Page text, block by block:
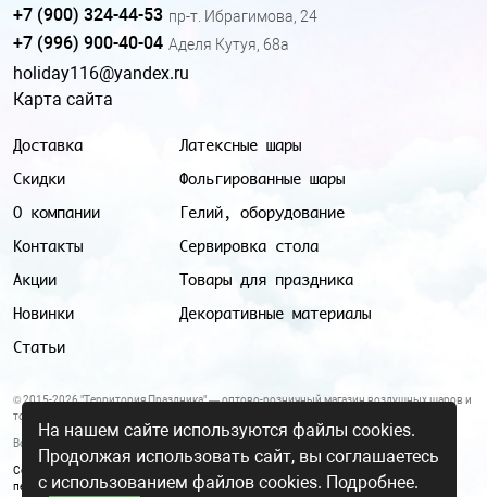
Доставка
Скидки
О компании
Контакты
Акции
Новинки
Статьи
Латексные шары
Фольгированные шары
Гелий, оборудование
Сервировка стола
Товары для праздника
Декоративные материалы
+7 (900) 324-44-53 пр-т. Ибрагимова, 24
+7 (996) 900-40-04 Аделя Кутуя, 68а
holiday116@yandex.ru
Карта сайта
© 2015-2026 "Территория Праздника" — оптово-розничный магазин воздушных шаров и
товаров для праздника.
Все цены и условия, указанные на данном сайте, не являются публичной офертой.
Согласие на обработку персональных данных
персональных данных
На нашем сайте используются файлы cookies.
Продолжая использовать сайт, вы соглашаетесь
с использованием файлов cookies. Подробнее.